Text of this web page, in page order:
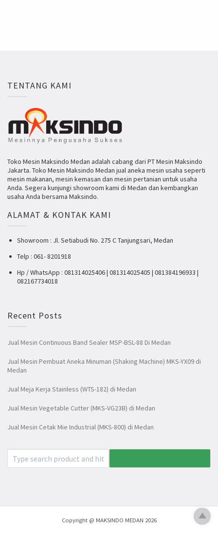
TENTANG KAMI
Toko Mesin Maksindo Medan adalah cabang dari PT Mesin Maksindo
Jakarta. Toko Mesin Maksindo Medan jual aneka mesin usaha seperti
mesin makanan, mesin kemasan dan mesin pertanian untuk usaha
Anda. Segera kunjungi showroom kami di Medan dan kembangkan
usaha Anda bersama Maksindo.
ALAMAT & KONTAK KAMI
Showroom : Jl. Setiabudi No. 275 C Tanjungsari, Medan
Telp : 061- 8201918
Hp / WhatsApp : 081314025406 | 081314025405 | 081384196933 |
082167734018
Recent Posts
Jual Mesin Continuous Band Sealer MSP-BSL-88 Di Medan
Jual Mesin Pembuat Aneka Minuman (Shaking Machine) MKS-YX09 di
Medan
Jual Meja Kerja Stainless (WTS-182) di Medan
Jual Mesin Vegetable Cutter (MKS-VG23B) di Medan
Jual Mesin Cetak Mie Industrial (MKS-800) di Medan
Copyright @ MAKSINDO MEDAN 2026